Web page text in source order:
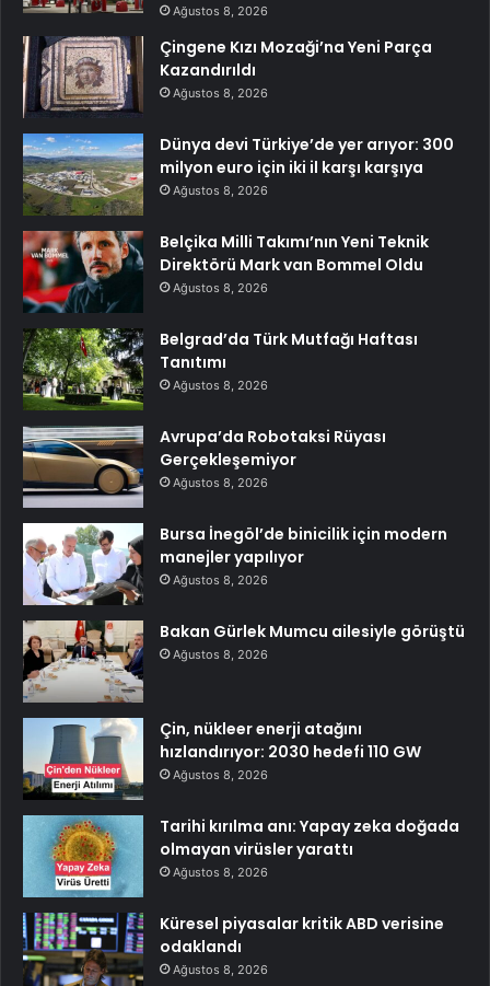
Ağustos 8, 2026
Çingene Kızı Mozaği’na Yeni Parça
Kazandırıldı
Ağustos 8, 2026
Dünya devi Türkiye’de yer arıyor: 300
milyon euro için iki il karşı karşıya
Ağustos 8, 2026
Belçika Milli Takımı’nın Yeni Teknik
Direktörü Mark van Bommel Oldu
Ağustos 8, 2026
Belgrad’da Türk Mutfağı Haftası
Tanıtımı
Ağustos 8, 2026
Avrupa’da Robotaksi Rüyası
Gerçekleşemiyor
Ağustos 8, 2026
Bursa İnegöl’de binicilik için modern
manejler yapılıyor
Ağustos 8, 2026
Bakan Gürlek Mumcu ailesiyle görüştü
Ağustos 8, 2026
Çin, nükleer enerji atağını
hızlandırıyor: 2030 hedefi 110 GW
Ağustos 8, 2026
Tarihi kırılma anı: Yapay zeka doğada
olmayan virüsler yarattı
Ağustos 8, 2026
Küresel piyasalar kritik ABD verisine
odaklandı
Ağustos 8, 2026